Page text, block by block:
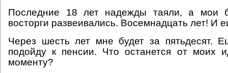
Последние 18 лет надежды таяли, а мои
восторги развеивались. Восемнадцать лет!
Через шесть лет мне будет за пятьдесят.
подойду к пенсии. Что останется от моих
моменту?